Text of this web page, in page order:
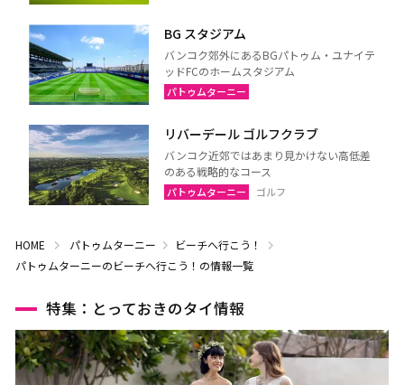
BG スタジアム
バンコク郊外にあるBGパトゥム・ユナイテ
ッドFCのホームスタジアム
パトゥムターニー
リバーデール ゴルフクラブ
バンコク近郊ではあまり見かけない高低差
のある戦略的なコース
パトゥムターニー ゴルフ
HOME パトゥムターニー
ビーチへ行こう！
パトゥムターニーのビーチへ行こう！の情報一覧
特集：とっておきのタイ情報